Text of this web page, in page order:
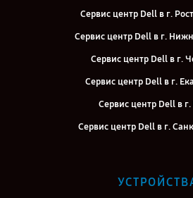
Сервис центр Dell в г.
Сервис центр Dell в г.
Сервис центр Dell в г.
Сервис центр Dell в г.
Сервис центр Dell в
Сервис центр Dell в г.